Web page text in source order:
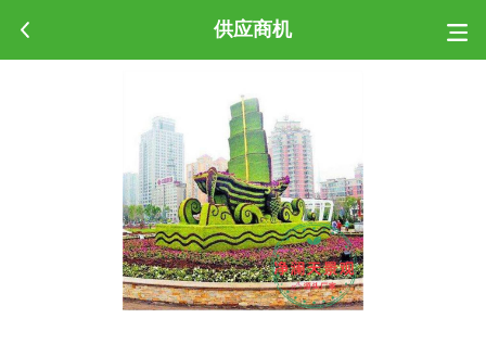
供应商机